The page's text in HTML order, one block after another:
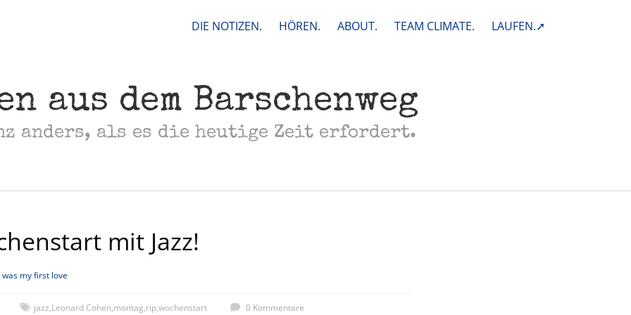
DIE NOTIZEN. HÖREN. ABOUT. TEAM CLIMATE. LAUFEN.➚
aus dem Barschenweg
anders, als es die heutige Zeit erfordert.
mit Jazz!
was my first love
jazz,Leonard Cohen,montag,rip,wochenstart 0 Kommentare